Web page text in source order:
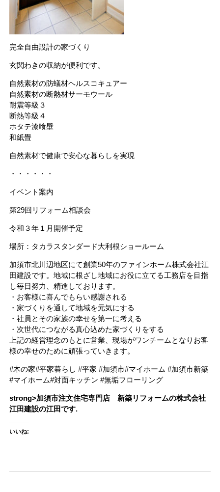
完全自由設計の家づくり
玄関わきの収納が便利です。
自然素材の防蟻材ヘルスコキュアー
自然素材の断熱材サーモウール
耐震等級３
断熱等級４
ホタテ漆喰壁
和紙畳
自然素材で健康で安心な暮らしを実現
・・・・・・
イベント案内
第29回リフォーム相談会
令和３年１月開催予定
場所：タカラスタンダード大利根ショールーム
加須市北川辺地区にて創業50年のファインホーム株式会社江
田建設です。地域に根ざし地域にお役に立てる工務店を目指
し毎日努力、精進しております。
・お客様に喜んでもらい感謝される
・家づくりを通して地域を元気にする
・社員とその家族の幸せを第一に考える
・次世代につながる真心込めた家づくりをする
上記の経営理念のもとに営業、現場がワンチームとなりお客
様の幸せのために頑張っていきます。
#木の家#平家暮らし #平家 #加須市#マイホーム #加須市新築
#マイホーム#対面キッチン #無垢フローリング
strong>加須市注文住宅専門店 新築リフォームの株式会社
江田建設の江田です.
いいね: